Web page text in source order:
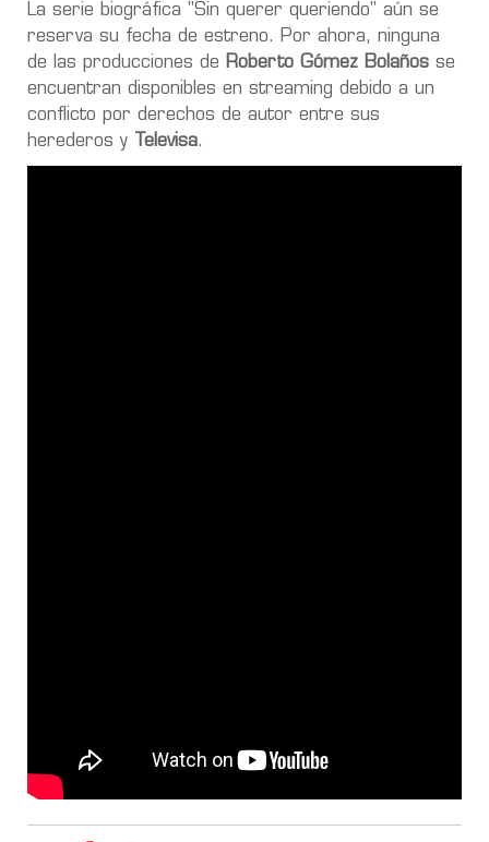
La serie biográfica "Sin querer queriendo" aún se
reserva su fecha de estreno. Por ahora, ninguna
de las producciones de Roberto Gómez Bolaños se
encuentran disponibles en streaming debido a un
conflicto por derechos de autor entre sus
herederos y
Televisa.